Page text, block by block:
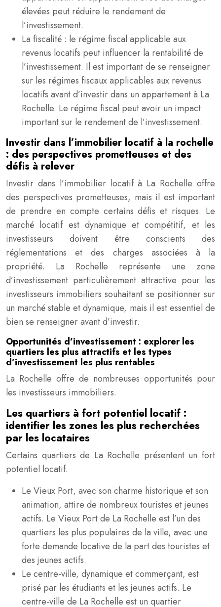
élevées peut réduire le rendement de
l’investissement.
La fiscalité : le régime fiscal applicable aux
revenus locatifs peut influencer la rentabilité de
l’investissement. Il est important de se renseigner
sur les régimes fiscaux applicables aux revenus
locatifs avant d’investir dans un appartement à La
Rochelle. Le régime fiscal peut avoir un impact
important sur le rendement de l’investissement.
Investir dans l’immobilier locatif à la rochelle
: des perspectives prometteuses et des
défis à relever
Investir dans l’immobilier locatif à La Rochelle offre
des perspectives prometteuses, mais il est important
de prendre en compte certains défis et risques. Le
marché locatif est dynamique et compétitif, et les
investisseurs doivent être conscients des
réglementations et des charges associées à la
propriété. La Rochelle représente une zone
d’investissement particulièrement attractive pour les
investisseurs immobiliers souhaitant se positionner sur
un marché stable et dynamique, mais il est essentiel de
bien se renseigner avant d’investir.
Opportunités d’investissement : explorer les
quartiers les plus attractifs et les types
d’investissement les plus rentables
La Rochelle offre de nombreuses opportunités pour
les investisseurs immobiliers.
Les quartiers à fort potentiel locatif :
identifier les zones les plus recherchées
par les locataires
Certains quartiers de La Rochelle présentent un fort
potentiel locatif.
Le Vieux Port, avec son charme historique et son
animation, attire de nombreux touristes et jeunes
actifs. Le Vieux Port de La Rochelle est l’un des
quartiers les plus populaires de la ville, avec une
forte demande locative de la part des touristes et
des jeunes actifs.
Le centre-ville, dynamique et commerçant, est
prisé par les étudiants et les jeunes actifs. Le
centre-ville de La Rochelle est un quartier